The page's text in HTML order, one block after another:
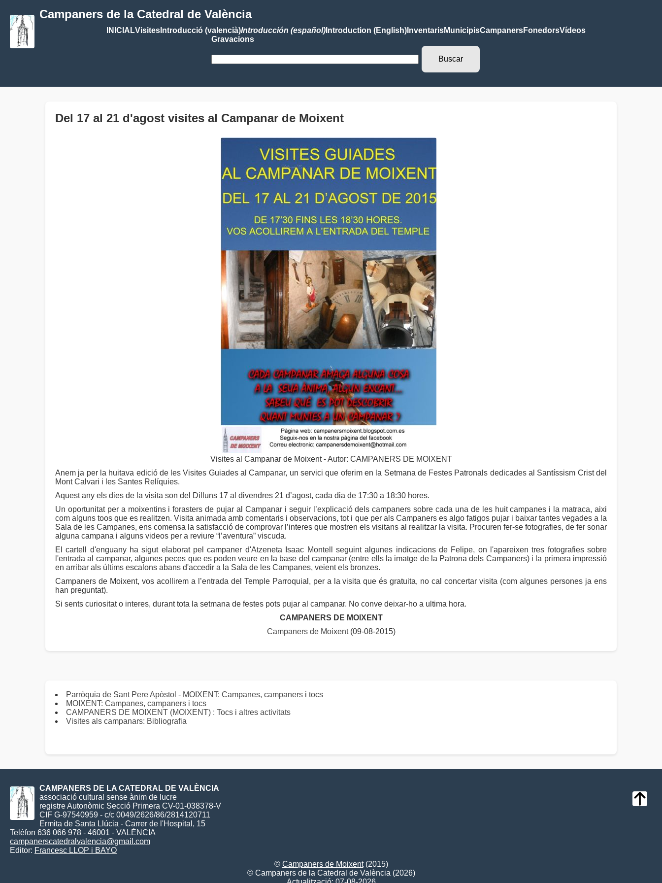
Campaners de la Catedral de València
INICIALVisitesIntroducció (valencià)Introducción (español)Introduction (English)InventarisMunicipisCampanersFonedorsVídeos
Gravacions
Del 17 al 21 d'agost visites al Campanar de Moixent
Visites al Campanar de Moixent - Autor: CAMPANERS DE MOIXENT
Anem ja per la huitava edició de les Visites Guiades al Campanar, un servici que oferim en la Setmana de Festes Patronals dedicades al Santíssism Crist del
Mont Calvari i les Santes Relíquies.
Aquest any els dies de la visita son del Dilluns 17 al divendres 21 d’agost, cada dia de 17:30 a 18:30 hores.
Un oportunitat per a moixentins i forasters de pujar al Campanar i seguir l’explicació dels campaners sobre cada una de les huit campanes i la matraca, aixi
com alguns toos que es realitzen. Visita animada amb comentaris i observacions, tot i que per als Campaners es algo fatigos pujar i baixar tantes vegades a la
Sala de les Campanes, ens comensa la satisfacció de comprovar l’interes que mostren els visitans al realitzar la visita. Procuren fer-se fotografies, de fer sonar
alguna campana i alguns videos per a reviure “l’aventura” viscuda.
El cartell d'enguany ha sigut elaborat pel campaner d'Atzeneta Isaac Montell seguint algunes indicacions de Felipe, on l'apareixen tres fotografies sobre
l'entrada al campanar, algunes peces que es poden veure en la base del campanar (entre ells la imatge de la Patrona dels Campaners) i la primera impressió
en arribar als últims escalons abans d'accedir a la Sala de les Campanes, veient els bronzes.
Campaners de Moixent, vos acollirem a l’entrada del Temple Parroquial, per a la visita que és gratuita, no cal concertar visita (com algunes persones ja ens
han preguntat).
Si sents curiositat o interes, durant tota la setmana de festes pots pujar al campanar. No conve deixar-ho a ultima hora.
CAMPANERS DE MOIXENT
Campaners de Moixent(09-08-2015)
Parròquia de Sant Pere Apòstol - MOIXENT: Campanes, campaners i tocs
MOIXENT: Campanes, campaners i tocs
CAMPANERS DE MOIXENT (MOIXENT) : Tocs i altres activitats
Visites als campanars: Bibliografia
CAMPANERS DE LA CATEDRAL DE VALÈNCIA
associació cultural sense ànim de lucre
registre Autonòmic Secció Primera CV-01-038378-V
CIF G-97540959 - c/c 0049/2626/86/2814120711
Ermita de Santa Llúcia - Carrer de l'Hospital, 15
Telèfon 636 066 978 - 46001 - VALÈNCIA
campanerscatedralvalencia@gmail.com
Editor: Francesc LLOP i BAYO
© Campaners de Moixent(2015)
© Campaners de la Catedral de València (2026)